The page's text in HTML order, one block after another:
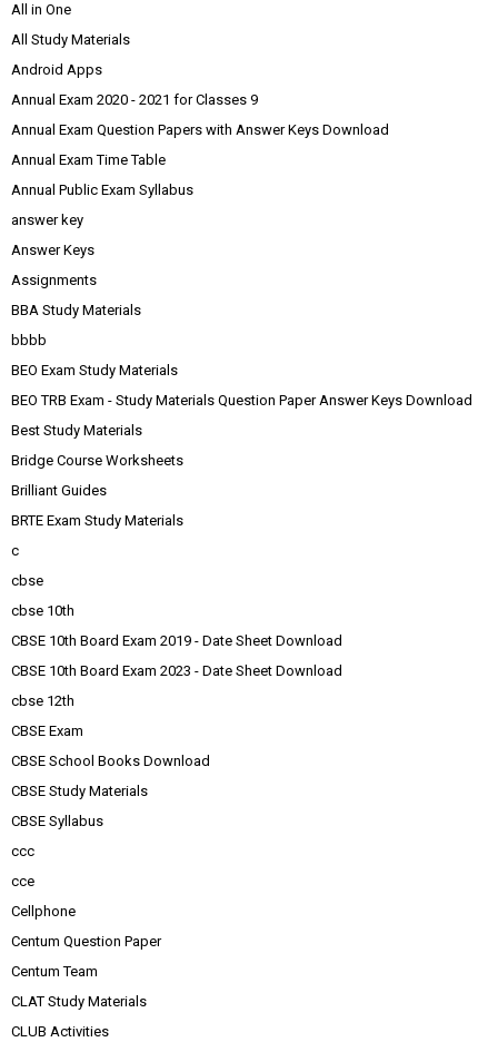
All in One
All Study Materials
Android Apps
Annual Exam 2020 - 2021 for Classes 9
Annual Exam Question Papers with Answer Keys Download
Annual Exam Time Table
Annual Public Exam Syllabus
answer key
Answer Keys
Assignments
BBA Study Materials
bbbb
BEO Exam Study Materials
BEO TRB Exam - Study Materials Question Paper Answer Keys Download
Best Study Materials
Bridge Course Worksheets
Brilliant Guides
BRTE Exam Study Materials
c
cbse
cbse 10th
CBSE 10th Board Exam 2019 - Date Sheet Download
CBSE 10th Board Exam 2023 - Date Sheet Download
cbse 12th
CBSE Exam
CBSE School Books Download
CBSE Study Materials
CBSE Syllabus
ccc
cce
Cellphone
Centum Question Paper
Centum Team
CLAT Study Materials
CLUB Activities